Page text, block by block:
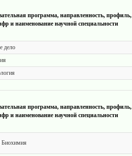
программа, направленность, профиль,
и наименование научной специальности
дело
программа, направленность, профиль,
и наименование научной специальности
Биохимия